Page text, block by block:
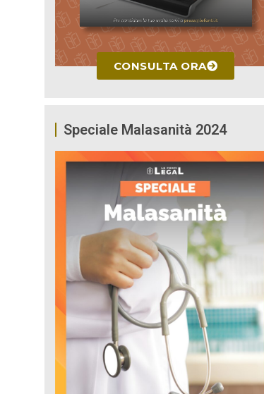
CONSULTA ORA
Speciale Malasanità 2024